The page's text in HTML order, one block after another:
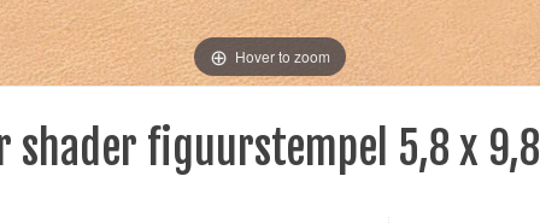
Hover to zoom
shader figuurstempel 5,8 x